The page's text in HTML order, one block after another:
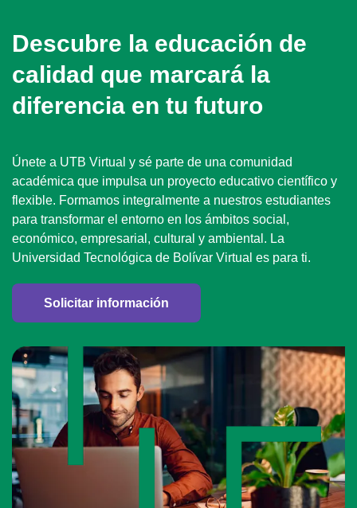
Descubre la educación de
calidad que marcará la
diferencia en tu futuro
Únete a UTB Virtual y sé parte de una comunidad
académica que impulsa un proyecto educativo científico y
flexible. Formamos integralmente a nuestros estudiantes
para transformar el entorno en los ámbitos social,
económico, empresarial, cultural y ambiental. La
Universidad Tecnológica de Bolívar Virtual es para ti.
Solicitar información